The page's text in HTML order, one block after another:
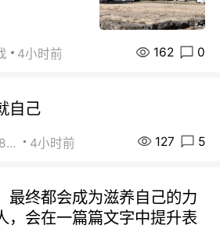
4小时前 162 0
自己
街友49168527 4小时前 127 5
最终都会成为滋养自己的力
，会在一篇篇文字中提升表